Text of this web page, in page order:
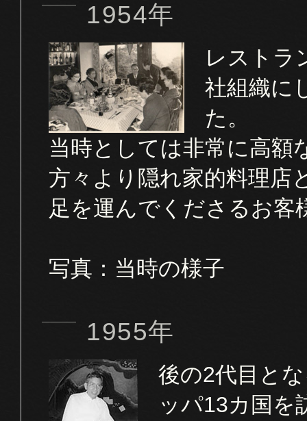
1954年
レストラ
社組織に
た。
当時としては非常に高額
方々より隠れ家的料理店
足を運んでくださるお
写真：当時の様子
1955年
後の2代目と
ッパ13カ国を